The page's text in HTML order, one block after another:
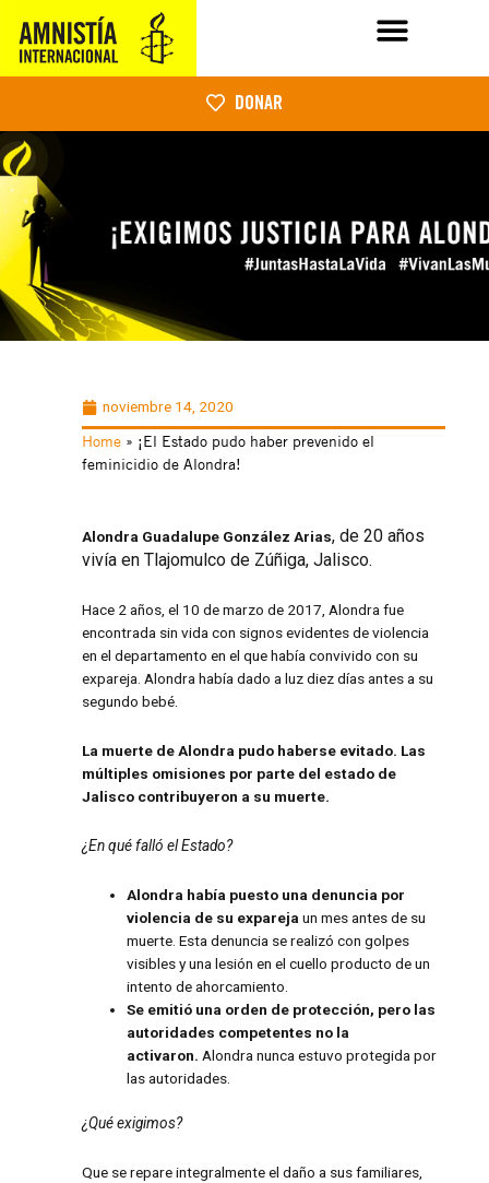
DONAR
noviembre 14, 2020
Home » ¡El Estado pudo haber prevenido el
feminicidio de Alondra!
Alondra Guadalupe González Arias, de 20 años
vivía en Tlajomulco de Zúñiga, Jalisco.
Hace 2 años, el 10 de marzo de 2017, Alondra fue
encontrada sin vida con signos evidentes de violencia
en el departamento en el que había convivido con su
expareja. Alondra había dado a luz diez días antes a su
segundo bebé.
La muerte de Alondra pudo haberse evitado. Las
múltiples omisiones por parte del estado de
Jalisco contribuyeron a su muerte.
¿En qué falló el Estado?
Alondra había puesto una denuncia por
violencia de su expareja un mes antes de su
muerte. Esta denuncia se realizó con golpes
visibles y una lesión en el cuello producto de un
intento de ahorcamiento.
Se emitió una orden de protección, pero las
autoridades competentes no la
activaron. Alondra nunca estuvo protegida por
las autoridades.
¿Qué exigimos?
Que se repare integralmente el daño a sus familiares,